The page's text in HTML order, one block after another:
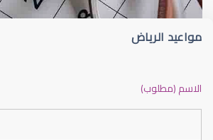
مواعيد الرياض
الاسم (مطلوب)